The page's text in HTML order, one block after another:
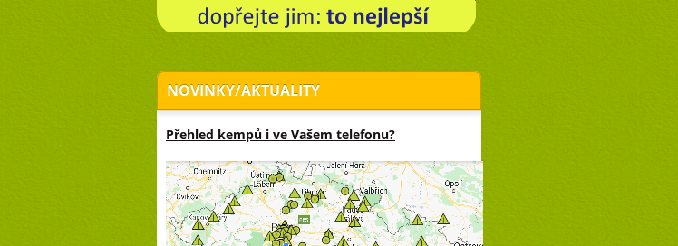
NOVINKY/AKTUALITY
Přehled kempů i ve Vašem telefonu?